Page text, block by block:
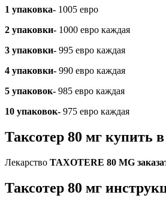
1 упаковка- 1005 евро
2 упаковки- 1000 евро каждая
3 упаковки- 995 евро каждая
4 упаковки- 990 евро каждая
5 упаковок- 985 евро каждая
10 упаковок- 975 евро каждая
Таксотер 80 мг купить
Лекарство TAXOTERE 80 MG
Таксотер 80 мг